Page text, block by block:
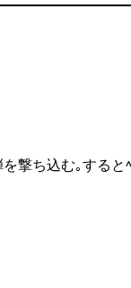
撃ち込む｡すると